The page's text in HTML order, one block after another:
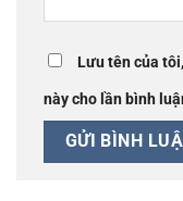
Lưu tên của
này cho lần bình